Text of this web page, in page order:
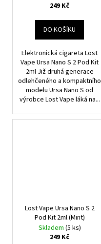
249 Kč
DO KOŠÍKU
Elektronická cigareta Lost
Vape Ursa Nano S 2 Pod Kit
2ml Již druhá generace
odlehčeného a kompaktního
modelu Ursa Nano S od
výrobce Lost Vape láká na...
Lost Vape Ursa Nano S 2
Pod Kit 2ml (Mint)
Skladem (5 ks)
249 Kč